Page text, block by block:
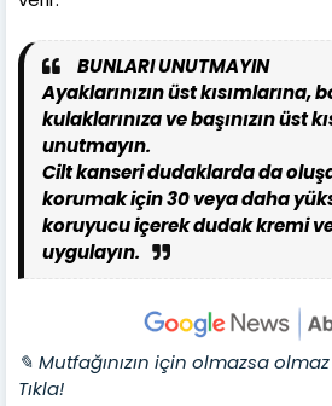
BUNLARI UNUTMAYIN
Ayaklarınızın üst kısımlarına,
kulaklarınıza ve başınızın üst
unutmayın.
Cilt kanseri dudaklarda da
korumak için 30 veya daha
koruyucu içerek dudak kremi
uygulayın.
✎ Mutfağınızın için olmazsa
Tıkla!